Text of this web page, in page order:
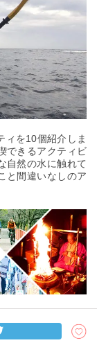
ィを10個紹介しま
できるアクティビ
自然の水に触れて
と間違いなしのア